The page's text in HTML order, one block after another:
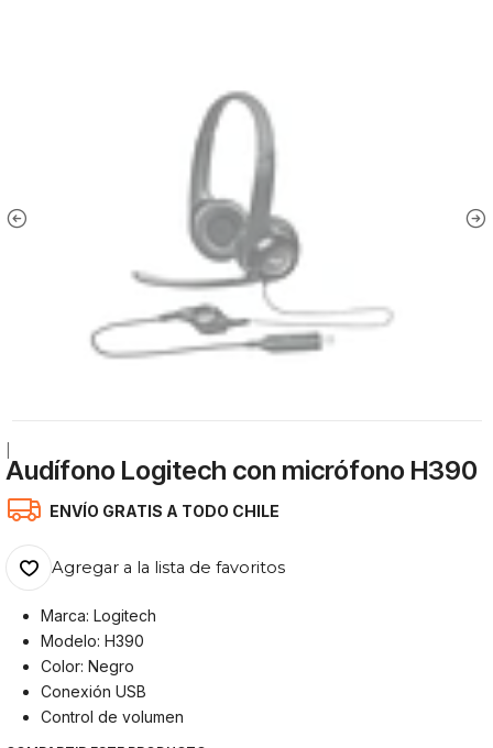
Audífono Logitech con micrófono H390
ENVÍO GRATIS A TODO CHILE
Agregar a la lista de favoritos
Marca: Logitech
Modelo: H390
Color: Negro
Conexión USB
Control de volumen